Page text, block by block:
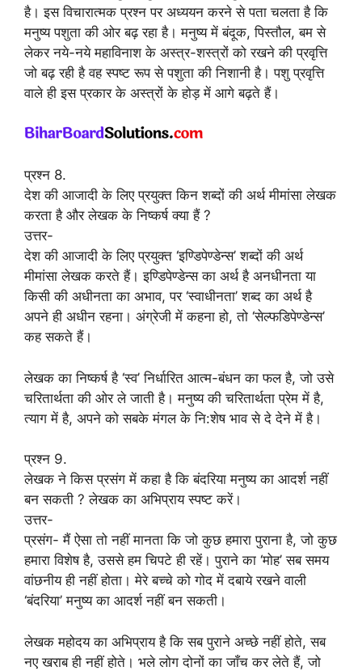
है। इस विचारात्मक प्रश्न पर अध्ययन करने से पता चलता है कि
मनुष्य पशुता की ओर बढ़ रहा है। मनुष्य में बंदूक, पिस्तौल, बम से
लेकर नये-नये महाविनाश के अस्त्र-शस्त्रों को रखने की प्रवृत्ति
जो बढ़ रही है वह स्पष्ट रूप से पशुता की निशानी है। पशु प्रवृत्ति
वाले ही इस प्रकार के अस्त्रों के होड़ में आगे बढ़ते हैं।
प्रश्न 8.
देश की आजादी के लिए प्रयुक्त किन शब्दों की अर्थ मीमांसा लेखक
करता है और लेखक के निष्कर्ष क्या हैं ?
उत्तर-
देश की आजादी के लिए प्रयुक्त ‘इण्डिपेण्डेन्स’ शब्दों की अर्थ
मीमांसा लेखक करते हैं। इण्डिपेण्डेन्स का अर्थ है अनधीनता या
किसी की अधीनता का अभाव, पर ‘स्वाधीनता’ शब्द का अर्थ है
अपने ही अधीन रहना। अंग्रेजी में कहना हो, तो ‘सेल्फडिपेण्डेन्स’
कह सकते हैं।
लेखक का निष्कर्ष है ‘स्व’ निर्धारित आत्म-बंधन का फल है, जो उसे
चरितार्थता की ओर ले जाती है। मनुष्य की चरितार्थता प्रेम में है,
त्याग में है, अपने को सबके मंगल के नि:शेष भाव से दे देने में है।
प्रश्न 9.
लेखक ने किस प्रसंग में कहा है कि बंदरिया मनुष्य का आदर्श नहीं
बन सकती ? लेखक का अभिप्राय स्पष्ट करें।
उत्तर-
प्रसंग- मैं ऐसा तो नहीं मानता कि जो कुछ हमारा पुराना है, जो कुछ
हमारा विशेष है, उससे हम चिपटे ही रहें। पुराने का ‘मोह’ सब समय
वांछनीय ही नहीं होता। मेरे बच्चे को गोद में दबाये रखने वाली
‘बंदरिया’ मनुष्य का आदर्श नहीं बन सकती।
लेखक महोदय का अभिप्राय है कि सब पुराने अच्छे नहीं होते, सब
नए खराब ही नहीं होते। भले लोग दोनों का जाँच कर लेते हैं, जो